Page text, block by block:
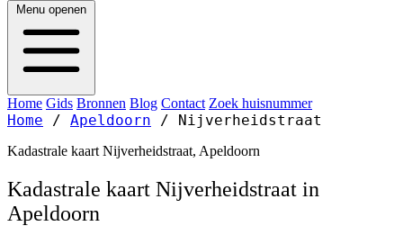
Menu openen
Home Gids Bronnen Blog Contact Zoek huisnummer
Home / Apeldoorn / Nijverheidstraat
Kadastrale kaart Nijverheidstraat, Apeldoorn
Kadastrale kaart Nijverheidstraat in
Apeldoorn